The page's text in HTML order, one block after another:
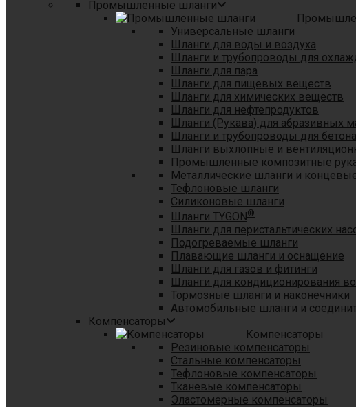
Промышленные шланги
Универсальные шланги
Шланги для воды и воздуха
Шланги и трубопроводы для
Шланги для пара
Шланги для пищевых веществ
Шланги для химических веществ
Шланги для нефтепродуктов
Шланги (Рукава) для абразивных
Шланги и трубопроводы для
Шланги выхлопные и
Промышленные композитные
Металлические шланги и
Тефлоновые шланги
Силиконовые шланги
Шланги TYGON®
Шланги для перистальтических
Подогреваемые шланги
Плавающие шланги и оснащение
Шланги для газов и фитинги
Шланги для кондиционирования
Тормозные шланги и наконечники
Автомобильные шланги и
Компенсаторы
Компенсаторы
Резиновые компенсаторы
Стальные компенсаторы
Тефлоновые компенсаторы
Тканевые компенсаторы
Эластомерные компенсаторы